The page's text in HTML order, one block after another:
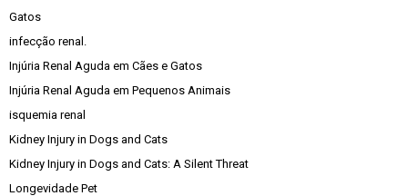
Gatos
infecção renal.
Injúria Renal Aguda em Cães e Gatos
Injúria Renal Aguda em Pequenos Animais
isquemia renal
Kidney Injury in Dogs and Cats
Kidney Injury in Dogs and Cats: A Silent Threat
Longevidade Pet